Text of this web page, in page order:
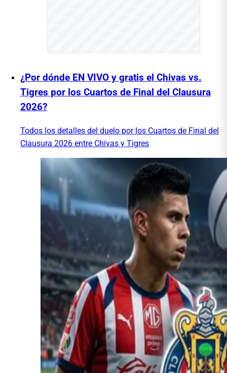
¿Por dónde EN VIVO y gratis el Chivas vs.
Tigres por los Cuartos de Final del Clausura
2026?
Todos los detalles del duelo por los Cuartos de Final del
Clausura 2026 entre Chivas y Tigres